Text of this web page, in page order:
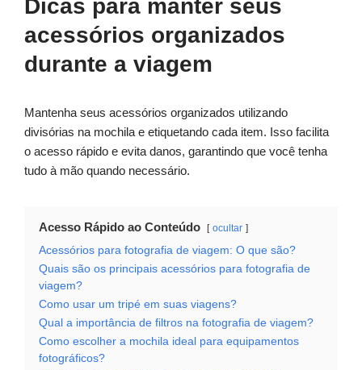
Dicas para manter seus
acessórios organizados
durante a viagem
Mantenha seus acessórios organizados utilizando
divisórias na mochila e etiquetando cada item. Isso facilita
o acesso rápido e evita danos, garantindo que você tenha
tudo à mão quando necessário.
Acesso Rápido ao Conteúdo ocultar
Acessórios para fotografia de viagem: O que são?
Quais são os principais acessórios para fotografia de
viagem?
Como usar um tripé em suas viagens?
Qual a importância de filtros na fotografia de viagem?
Como escolher a mochila ideal para equipamentos
fotográficos?